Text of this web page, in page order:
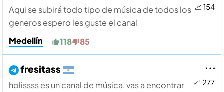
📈 154
Aqui se subirá todo tipo de música de todos los
generos espero les guste el canal
Medellín
118 85
📈 277
fresitass
holissss es un canal de música, vas a encontrar